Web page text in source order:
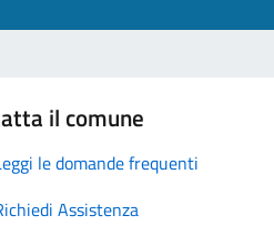
il comune
le domande frequenti
Assistenza